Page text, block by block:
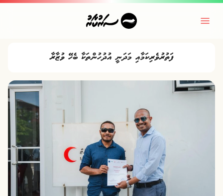
ފަތުރުވެރިކަމާއި މަދަނީ އުދުހުންތަކާ ބެހޭ ވުޒާރާ